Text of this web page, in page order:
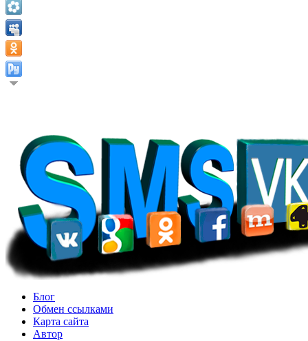
Блог
Обмен ссылками
Карта сайта
Автор